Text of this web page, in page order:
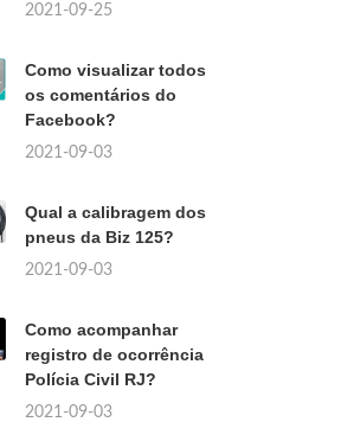
2021-09-25
Como visualizar todos
os comentários do
Facebook?
2021-09-03
Qual a calibragem dos
pneus da Biz 125?
2021-09-03
Como acompanhar
registro de ocorrência
Polícia Civil RJ?
2021-09-03